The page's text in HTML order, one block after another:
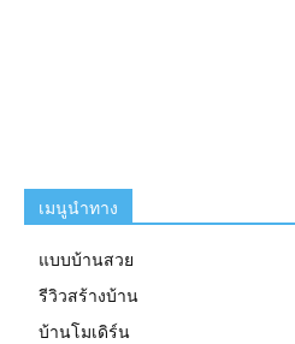
เมนูนำทาง
แบบบ้านสวย
รีวิวสร้างบ้าน
บ้านโมเดิร์น